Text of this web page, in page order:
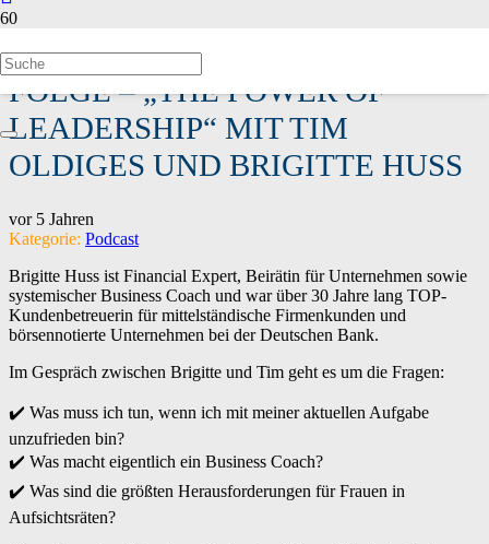
NEUE VLOG UND PODCAST
FOLGE – „THE POWER OF
LEADERSHIP“ MIT TIM
OLDIGES UND BRIGITTE HUSS
vor 5 Jahren
Kategorie: Podcast
Brigitte Huss ist Financial Expert, Beirätin für Unternehmen sowie
systemischer Business Coach und war über 30 Jahre lang TOP-
Kundenbetreuerin für mittelständische Firmenkunden und
börsennotierte Unternehmen bei der Deutschen Bank.
Im Gespräch zwischen Brigitte und Tim geht es um die Fragen:
✔️ Was muss ich tun, wenn ich mit meiner aktuellen Aufgabe
unzufrieden bin?
✔️ Was macht eigentlich ein Business Coach?
✔️ Was sind die größten Herausforderungen für Frauen in
Aufsichtsräten?